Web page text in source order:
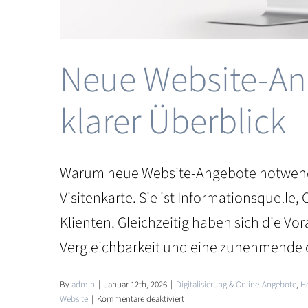
Neue Website-
klarer Überblick
Warum neue Website-Angebote
Visitenkarte. Sie ist
Klienten. Gleichzeitig haben sich die
Vergleichbarkeit und eine
Byadmin | Januar 12th, 2026 | Digitalisierung & Online-Angebote,
Website | Kommentare deaktiviertfür